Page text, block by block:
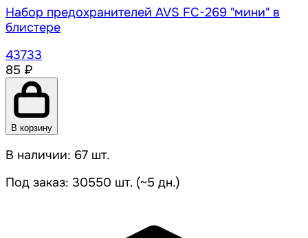
Набор предохранителей AVS FC-269 "мини" в
блистере
43733
85 ₽
В корзину
В наличии: 67 шт.
Под заказ: 30550 шт. (~5 дн.)